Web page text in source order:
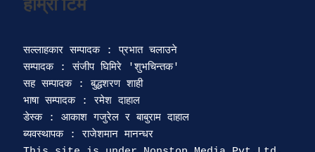
सल्लाहकार सम्पादक : प्रभात चलाउने
सम्पादक : संजीप घिमिरे 'शुभचिन्तक'
सह सम्पादक : बुद्धशरण शाही
भाषा सम्पादक : रमेश दाहाल
डेस्क : आकाश गजुरेल र बाबुराम दाहाल
ब्यवस्थापक : राजेशमान मानन्धर